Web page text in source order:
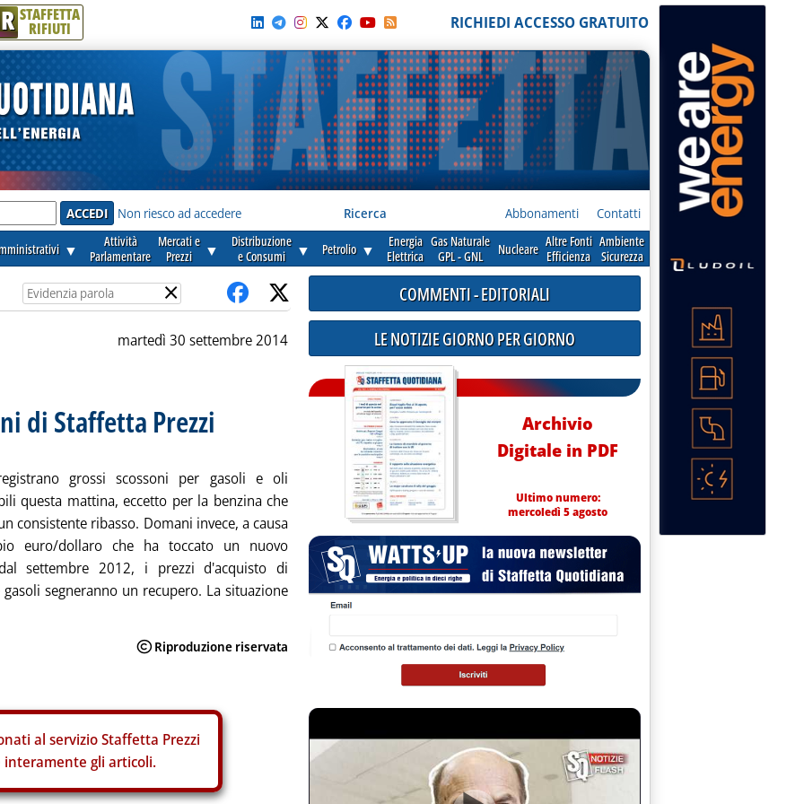
R STAFFETTA
RIFIUTI RICHIEDI ACCESSO GRATUITO
Non riesco ad accedere Ricerca Abbonamenti Contatti
▼
Attività
Parlamentare
Mercati e
Prezzi
▼
Distribuzione
e Consumi
▼ Petrolio ▼
Energia
Elettrica
Gas Naturale
GPL - GNL
Nucleare Altre Fonti
Efficienza
Ambiente
Sicurezza
×
martedì 30 settembre 2014
di Staffetta Prezzi
grossi scossoni per gasoli e oli
questa mattina, eccetto per la benzina che
consistente ribasso. Domani invece, a causa
euro/dollaro che ha toccato un nuovo
settembre 2012, i prezzi d'acquisto di
gasoli segneranno un recupero. La situazione
al servizio Staffetta Prezzi
interamente gli articoli.
COMMENTI - EDITORIALI
LE NOTIZIE GIORNO PER GIORNO
Archivio
Digitale in PDF
Ultimo numero:
mercoledì 5 agosto